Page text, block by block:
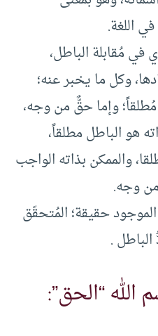
اللغة.
في مُقابلة الباطل،
وكل ما يخبر عنه؛
وإما حقٌّ من وجه،
هو الباطل مطلقاً،
والممكن بذاته الواجب
وجه.
حقيقة؛ المُتحقّق
.
الله “الحق”: